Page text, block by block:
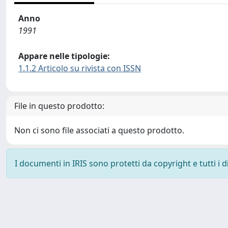
Anno
1991
Appare nelle tipologie:
1.1.2 Articolo su rivista con ISSN
File in questo prodotto:
Non ci sono file associati a questo prodotto.
I documenti in IRIS sono protetti da copyright e tutti i